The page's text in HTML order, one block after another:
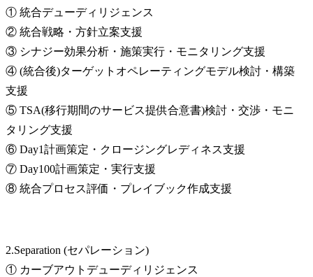
① 統合デューディリジェンス
② 統合戦略・方針立案支援
③ シナジー効果分析・施策実行・モニタリング支援
④ (統合後)ターゲットオペレーティングモデル検討・構築
支援
⑤ TSA(移行期間のサービス提供合意書)検討・交渉・モニ
タリング支援
⑥ Day1計画策定・クロージングレディネス支援
⑦ Day100計画策定・実行支援
⑧ 統合プロセス評価・プレイブック作成支援
2.Separation (セパレーション)
① カーブアウトデューディリジェンス